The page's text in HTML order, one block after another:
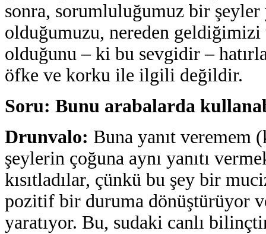
sonra, sorumluluğumuz bir şeyler
olduğumuzu, nereden
olduğunu – ki bu sevgidir –
öfke ve korku ile ilgili değildir.
Soru: Bunu arabalarda
Drunvalo: Buna yanıt veremem
şeylerin çoğuna aynı yanıtı
kısıtladılar, çünkü bu şey bir
pozitif bir duruma dönüştürüyor
yaratıyor. Bu, sudaki canlı